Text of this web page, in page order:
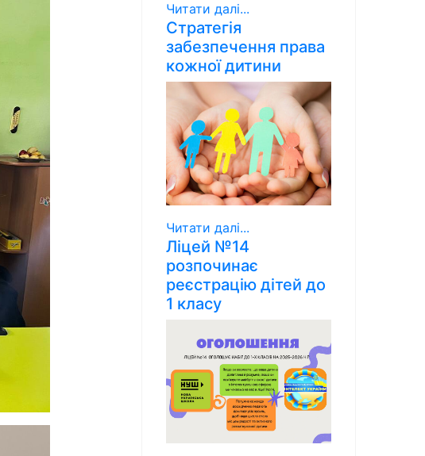
Читати далі...
Стратегія
забезпечення права
кожної дитини
Читати далі...
Ліцей №14
розпочинає
реєстрацію дітей до
1 класу